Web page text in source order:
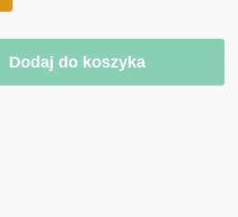
Dodaj do koszyka